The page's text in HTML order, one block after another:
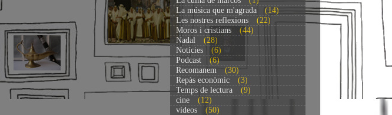
La música que m'agrada
(14)
Les nostres reflexions
(22)
Moros i cristians
(44)
Nadal
(28)
Notícies
(6)
Podcast
(6)
Recomanem
(30)
Repàs econòmic
(3)
Temps de lectura
(9)
cine
(12)
vídeos
(50)